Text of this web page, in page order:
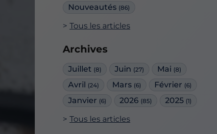
Nouveautés (86)
Tous les articles
Archives
Juillet (8) Juin (27) Mai (8)
Avril (24) Mars (6) Février (6)
Janvier (6) 2026 (85) 2025 (1)
Tous les articles